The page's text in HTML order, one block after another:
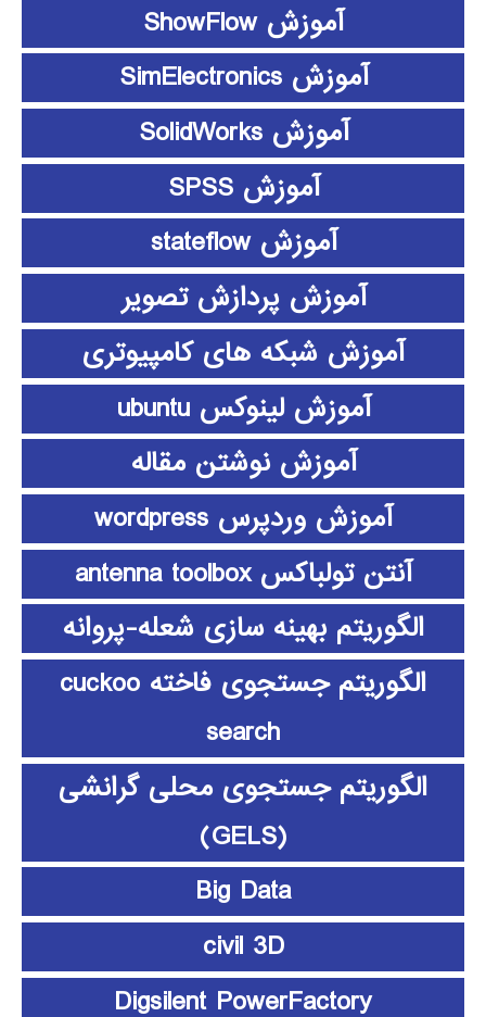
آموزش ShowFlow
آموزش SimElectronics
آموزش SolidWorks
آموزش SPSS
آموزش stateflow
آموزش پردازش تصویر
آموزش شبکه های کامپیوتری
آموزش لینوکس ubuntu
آموزش نوشتن مقاله
آموزش وردپرس wordpress
آنتن تولباکس antenna toolbox
الگوریتم بهینه سازی شعله-پروانه
الگوریتم جستجوی فاخته cuckoo
search
الگوریتم جستجوی محلی گرانشی
(GELS)
Big Data
civil 3D
Digsilent PowerFactory